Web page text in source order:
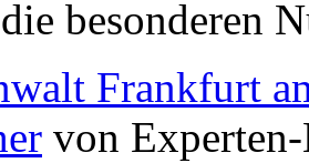
besonderen
Frankfurt
von